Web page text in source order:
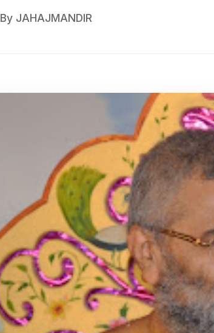
By JAHAJMANDIR